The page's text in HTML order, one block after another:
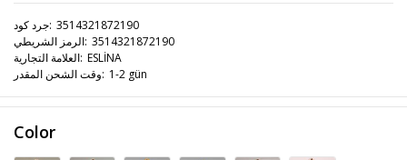
جرد كود 3514321872190
الرمز الشريطي 3514321872190
العلامة التجارية ESLİNA
وقت الشحن المقدر 1-2 gün
Color